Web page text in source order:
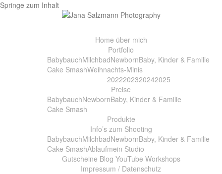
Springe zum Inhalt
Home über mich
Portfolio
BabybauchMilchbadNewbornBaby, Kinder & Familie
Cake SmashWeihnachts-Minis
2022202320242025
Preise
BabybauchNewbornBaby, Kinder & Familie
Cake Smash
Produkte
Info’s zum Shooting
BabybauchMilchbadNewbornBaby, Kinder & Familie
Cake SmashAblaufmein Studio
Gutscheine Blog YouTube Workshops
Impressum / Datenschutz